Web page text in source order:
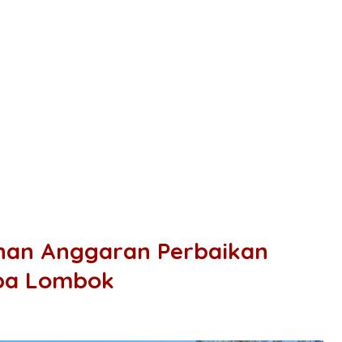
Anggaran Perbaikan
Lombok